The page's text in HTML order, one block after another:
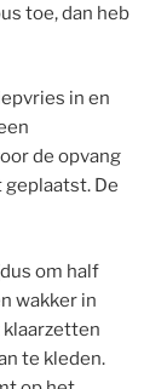
toe, dan heb
in en
de opvang
De
om half
wakker in
klaarzetten
te kleden.